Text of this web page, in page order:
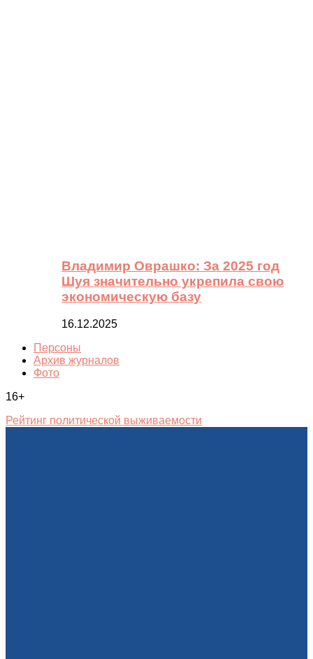
Владимир Оврашко: За 2025 год
Шуя значительно укрепила свою
экономическую базу
16.12.2025
Персоны
Архив журналов
Фото
16+
Рейтинг политической выживаемости